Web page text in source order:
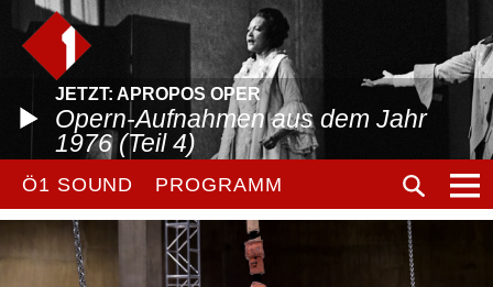
JETZT: APROPOS OPER
Opern-Aufnahmen aus dem Jahr
1976 (Teil 4)
Ö1 SOUND PROGRAMM